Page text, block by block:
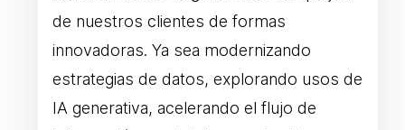
de nuestros clientes de formas
innovadoras. Ya sea modernizando
estrategias de datos, explorando usos de
IA generativa, acelerando el flujo de